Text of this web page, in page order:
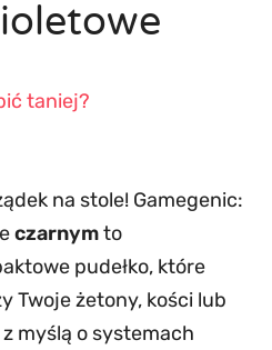
taniej?
na stole! Gamegenic:
czarnymto
pudełko, które
Twoje żetony, kości lub
myślą o systemach